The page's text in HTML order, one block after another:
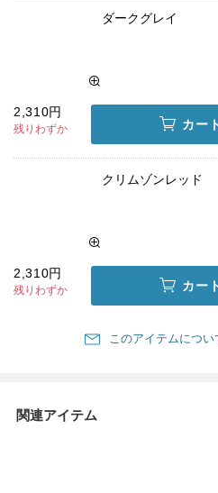
ダークグレイ
2,310円
残りわずか カー
クリムゾンレッド
2,310円
残りわずか カー
このアイテムにつ
関連アイテム